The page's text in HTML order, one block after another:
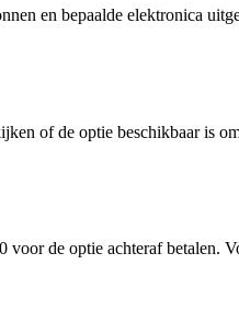
en bepaalde elektronica
of de optie beschikbaar is
de optie achteraf betalen.